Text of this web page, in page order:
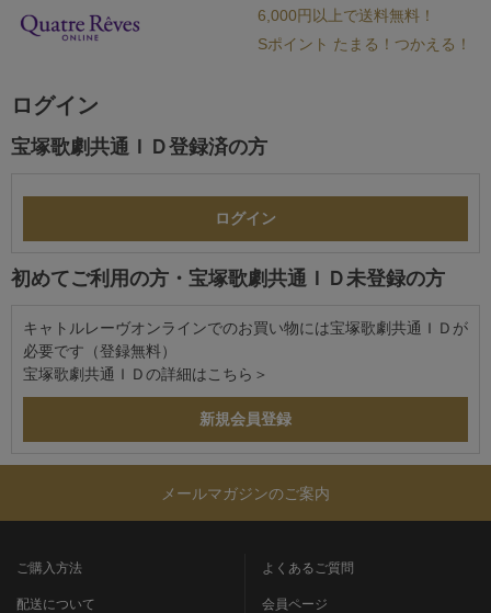
6,000円以上で送料無料！
Sポイント たまる！つかえる！
ログイン
宝塚歌劇共通ＩＤ登録済の方
初めてご利用の方・宝塚歌劇共通ＩＤ未登録の方
キャトルレーヴオンラインでのお買い物には宝塚歌劇共通ＩＤが
必要です（登録無料）
宝塚歌劇共通ＩＤの詳細は こちら＞
メールマガジンのご案内
ご購入方法
配送について
よくあるご質問
会員ページ